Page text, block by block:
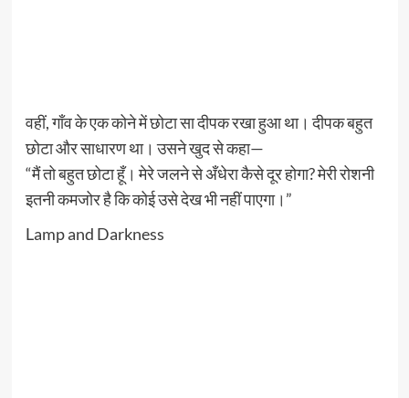
वहीं, गाँव के एक कोने में छोटा सा दीपक रखा हुआ था। दीपक बहुत
छोटा और साधारण था। उसने खुद से कहा—
“मैं तो बहुत छोटा हूँ। मेरे जलने से अँधेरा कैसे दूर होगा? मेरी रोशनी
इतनी कमजोर है कि कोई उसे देख भी नहीं पाएगा।”
Lamp and Darkness